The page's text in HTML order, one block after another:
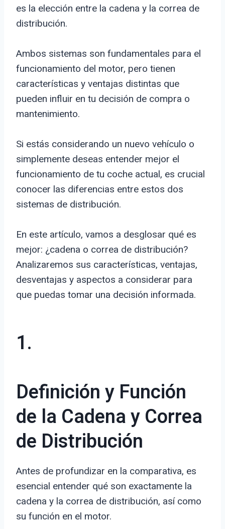
es la elección entre la cadena y la correa de
distribución.
Ambos sistemas son fundamentales para el
funcionamiento del motor, pero tienen
características y ventajas distintas que
pueden influir en tu decisión de compra o
mantenimiento.
Si estás considerando un nuevo vehículo o
simplemente deseas entender mejor el
funcionamiento de tu coche actual, es crucial
conocer las diferencias entre estos dos
sistemas de distribución.
En este artículo, vamos a desglosar qué es
mejor: ¿cadena o correa de distribución?
Analizaremos sus características, ventajas,
desventajas y aspectos a considerar para
que puedas tomar una decisión informada.
1.
Definición y Función
de la Cadena y Correa
de Distribución
Antes de profundizar en la comparativa, es
esencial entender qué son exactamente la
cadena y la correa de distribución, así como
su función en el motor.